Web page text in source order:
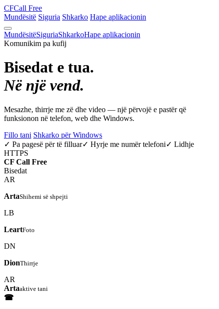
CFCall Free
Mundësitë Siguria Shkarko Hape aplikacionin
MundësitëSiguriaShkarkoHape aplikacionin
Komunikim pa kufij
Bisedat e tua.
Në një vend.
Mesazhe, thirrje me zë dhe video — një përvojë e pastër që
funksionon në telefon, web dhe Windows.
Fillo tani Shkarko për Windows
✓ Pa pagesë për të filluar✓ Hyrje me numër telefoni✓ Lidhje
HTTPS
CF Call Free
Bisedat
AR
ArtaShihemi së shpejti
LB
LeartFoto
DN
DionThirrje
AR
Artaaktive tani
☎